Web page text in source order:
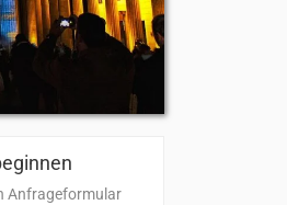
Anfrageformular